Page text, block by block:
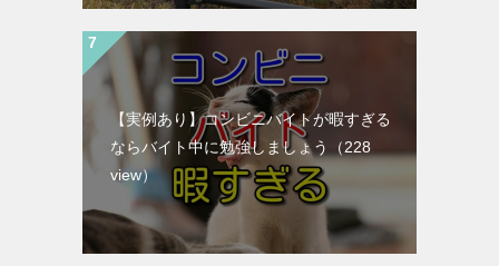
【実例あり】コンビニバイトが暇すぎる
ならバイト中に勉強しましょう
（228
view）